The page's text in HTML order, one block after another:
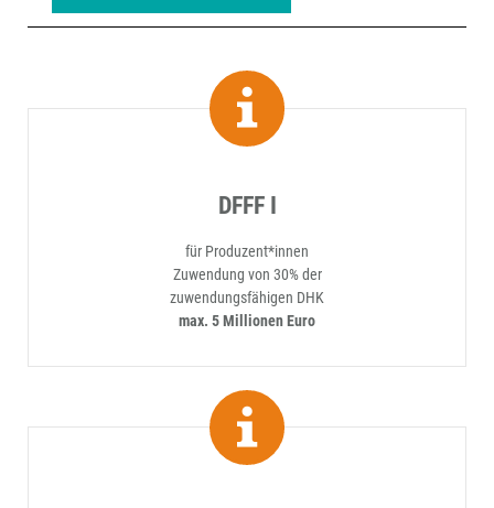
DFFF I
für Produzent*innen
Zuwendung von 30% der
zuwendungsfähigen DHK
max. 5 Millionen Euro